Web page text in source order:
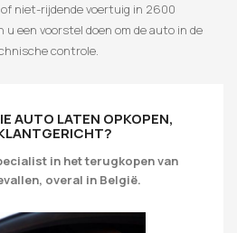
niet-rijdende voertuig in 2600
u een voorstel doen om de auto in de
controle.
AUTO LATEN OPKOPEN,
in het terugkopen van
overal in België.